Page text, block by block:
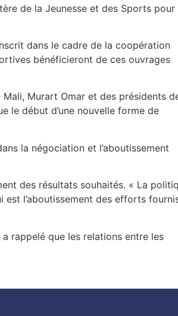
de la Jeunesse et des Sports pour
dans le cadre de la coopération
bénéficieront de ces ouvrages
Murart Omar et des présidents
le début d’une nouvelle forme de
la négociation et l’aboutissement
des résultats souhaités. « La
est l’aboutissement des efforts
rappelé que les relations entre les